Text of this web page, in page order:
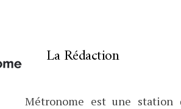
La Rédaction
Métronome est une station